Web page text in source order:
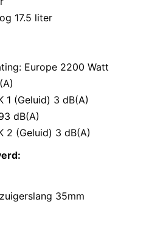
17.5 liter
Europe 2200 Watt
1 (Geluid) 3 dB(A)
dB(A)
2 (Geluid) 3 dB(A)
35mm